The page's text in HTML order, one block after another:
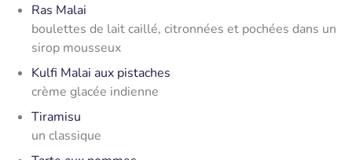
Ras Malai
boulettes de lait caillé, citronnées et pochées dans un
sirop mousseux
Kulfi Malai aux pistaches
crème glacée indienne
Tiramisu
un classique